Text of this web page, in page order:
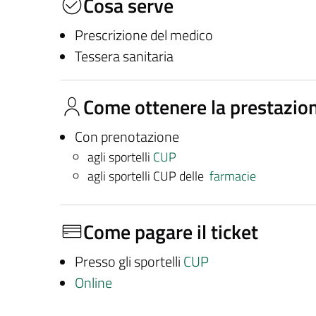
Prescrizione del medico
Tessera sanitaria
Come ottenere la
Con prenotazione
agli sportelli CUP
agli sportelli CUP delle farmacie
Come pagare il ticket
Presso gli sportelli CUP
Online